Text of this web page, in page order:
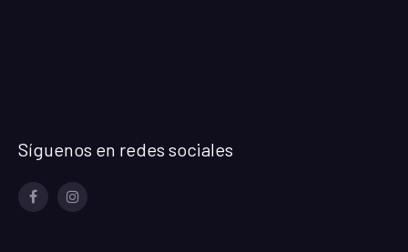
Síguenos en redes sociales